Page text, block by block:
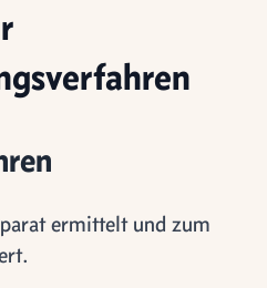
ermittelt und zum